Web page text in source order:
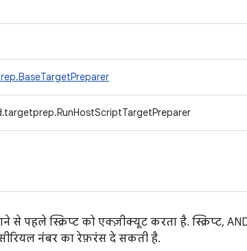
से पहले स्क्रिप्ट को एक्ज़ीक्यूट करता है. स्क्रिप्ट,
नंबर का रेफ़रंस दे सकती है.